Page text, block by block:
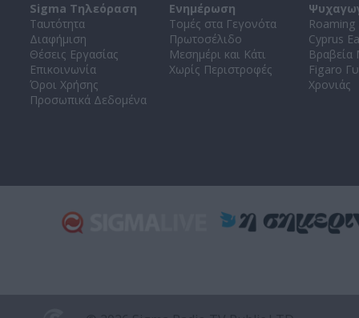
Sigma Τηλεόραση
Ταυτότητα
Διαφήμιση
Θέσεις Εργασίας
Επικοινωνία
Όροι Χρήσης
Προσωπικά Δεδομένα
Ενημέρωση
Τομές στα Γεγονότα
Πρωτοσέλιδο
Μεσημέρι και Κάτι
Χωρίς Περιστροφές
Roaming
Cyprus
Βραβεία
Figaro
Χρονιάς